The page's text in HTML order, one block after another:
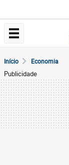
Início Economia
Publicidade